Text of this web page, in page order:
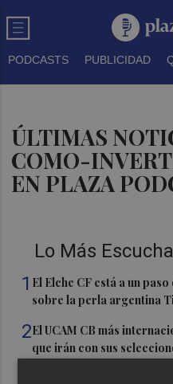
PODCASTS PUBLICIDAD
ÚLTIMAS
COMO-
EN PLAZA
Lo Más
1 El Elche CF está a un
sobre la perla argentina
2El UCAM CB más
que irán con sus